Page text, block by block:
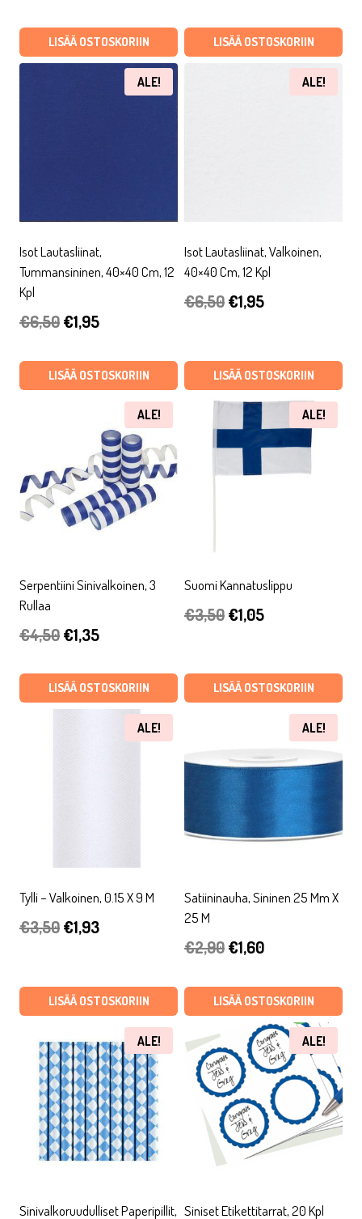
oli:
€3,90.
on:
€1,17.
LISÄÄ OSTOSKORIIN
€7,90.€2,37.
LISÄÄ OSTOSKORIIN
ALE!
Isot Lautasliinat,
Tummansininen, 40×40 Cm, 12
Kpl
€6,50Alkuperäinen
oli:
€1,95Nykyinen
on:
€1,95.
LISÄÄ OSTOSKORIIN
ALE!
Isot Lautasliinat, Valkoinen,
40×40 Cm, 12 Kpl
€6,50Alkuperäinen
€6,50.
€1,95Nykyinen
€1,95.
LISÄÄ OSTOSKORIIN
ALE!
Serpentiini Sinivalkoinen, 3
Rullaa
€4,50Alkuperäinen
oli:
€4,50.
€1,35Nykyinen
on:
€1,35.
LISÄÄ OSTOSKORIIN
ALE!
Suomi Kannatuslippu
€3,50Alkuperäinen
€3,50.
€1,05Nykyinen
€1,05.
LISÄÄ OSTOSKORIIN
ALE!
Tylli – Valkoinen, 0.15 X 9 M
€3,50Alkuperäinen
€3,50.
€1,93Nykyinen
€1,93.
LISÄÄ OSTOSKORIIN
ALE!
Satiininauha, Sininen 25 Mm X
25 M
€2,90Alkuperäinen
oli:
€2,90.
€1,60Nykyinen
on:
€1,60.
LISÄÄ OSTOSKORIIN
ALE!
Sinivalkoruudulliset Paperipillit,
ALE!
Siniset Etikettitarrat, 20 Kpl